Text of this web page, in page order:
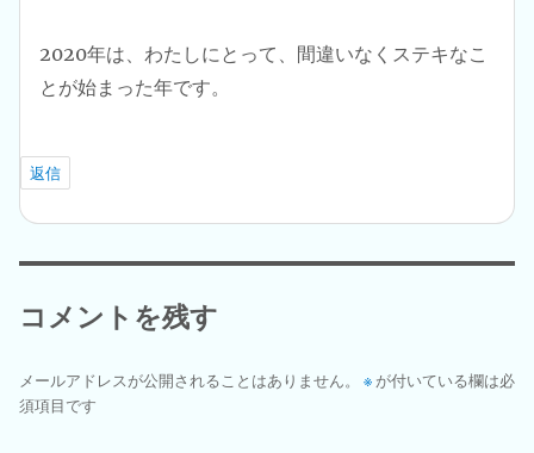
2020年は、わたしにとって、間違いなくステキなこ
とが始まった年です。
返信
コメントを残す
メールアドレスが公開されることはありません。 ※ が付いている欄は必
須項目です